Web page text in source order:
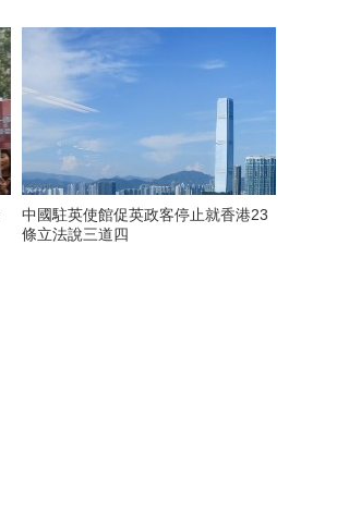
中國駐英使館促英政客停止就香港23
條立法說三道四